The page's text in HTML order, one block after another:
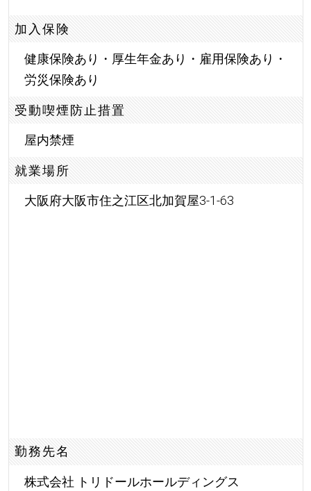
加入保険
健康保険あり・厚生年金あり・雇用保険あり・
労災保険あり
受動喫煙防止措置
屋内禁煙
就業場所
大阪府大阪市住之江区北加賀屋3-1-63
勤務先名
株式会社 トリドールホールディングス